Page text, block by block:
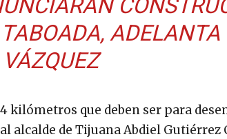
VÁZQUEZ
kilómetros que deben ser para
alcalde de Tijuana Abdiel Gutiérrez